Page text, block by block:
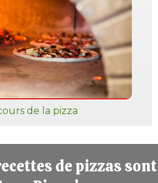
de la pizza
de pizzas sont